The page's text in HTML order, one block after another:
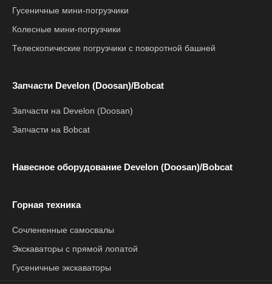
Гусеничные мини-погрузчики
Колесные мини-погрузчики
Телескопические погрузчики с поворотной башней
Запчасти Develon (Doosan)/Bobcat
Запчасти на Develon (Doosan)
Запчасти на Bobcat
Навесное оборудование Develon (Doosan)/Bobcat
Горная техника
Сочлененные самосвалы
Экскаваторы с прямой лопатой
Гусеничные экскаваторы